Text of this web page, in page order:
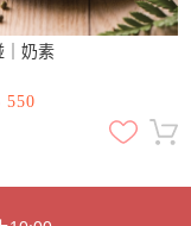
｜奶素
550